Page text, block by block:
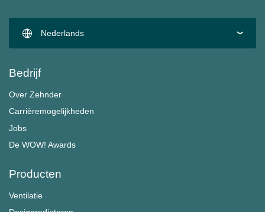
Nederlands
Bedrijf
Over Zehnder
Carrièremogelijkheden
Jobs
De WOW! Awards
Producten
Ventilatie